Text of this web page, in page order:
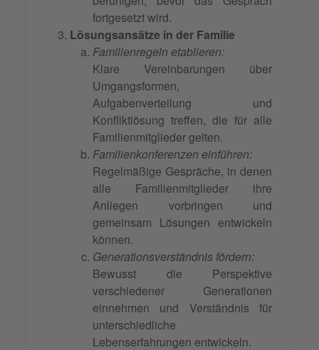
fortgesetzt wird.
Lösungsansätze in der Familie
Familienregeln etablieren:
Klare Vereinbarungen über
Umgangsformen,
Aufgabenverteilung und
Konfliktlösung treffen, die für alle
Familienmitglieder gelten.
Familienkonferenzen einführen:
Regelmäßige Gespräche, in denen
alle Familienmitglieder ihre
Anliegen vorbringen und
gemeinsam Lösungen entwickeln
können.
Generationsverständnis fördern:
Bewusst die Perspektive
verschiedener Generationen
einnehmen und Verständnis für
unterschiedliche
Lebenserfahrungen entwickeln.